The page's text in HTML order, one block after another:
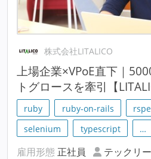
株式会社LITALICO
上場企業×VPoE直下｜
トグロースを牽引【
ruby ruby-on-rails
selenium
typescript …
雇用形態 正社員 テックリ